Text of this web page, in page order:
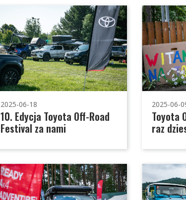
2025-06-18
10. Edycja Toyota Off-Road
Festival za nami
2025-06-
Toyota
raz